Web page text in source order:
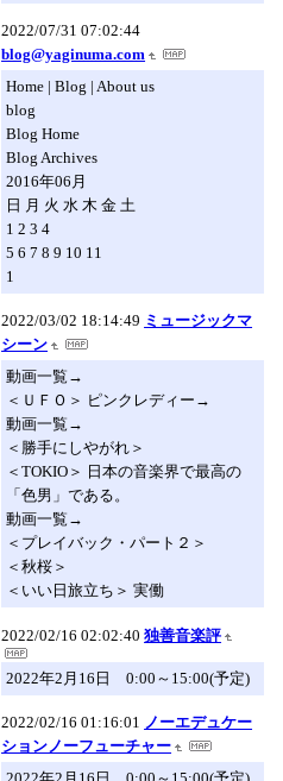
2022/07/31 07:02:44
blog@yaginuma.com
Home | Blog | About us
blog
Blog Home
Blog Archives
2016年06月
日 月 火 水 木 金 土
1 2 3 4
5 6 7 8 9 10 11
1
2022/03/02 18:14:49 ミュージックマ
シーン
動画一覧→
＜ＵＦＯ＞ ピンクレディー→
動画一覧→
＜勝手にしやがれ＞
＜TOKIO＞ 日本の音楽界で最高の
「色男」である。
動画一覧→
＜プレイバック・パート２＞
＜秋桜＞
＜いい日旅立ち＞ 実働
2022/02/16 02:02:40 独善音楽評
2022年2月16日 0:00～15:00(予定)
2022/02/16 01:16:01 ノーエデュケー
ションノーフューチャー